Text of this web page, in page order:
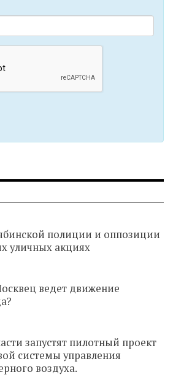
полиции и оппозиции
уличных акциях
ведет движение
запустят пилотный проект
системы управления
воздуха.